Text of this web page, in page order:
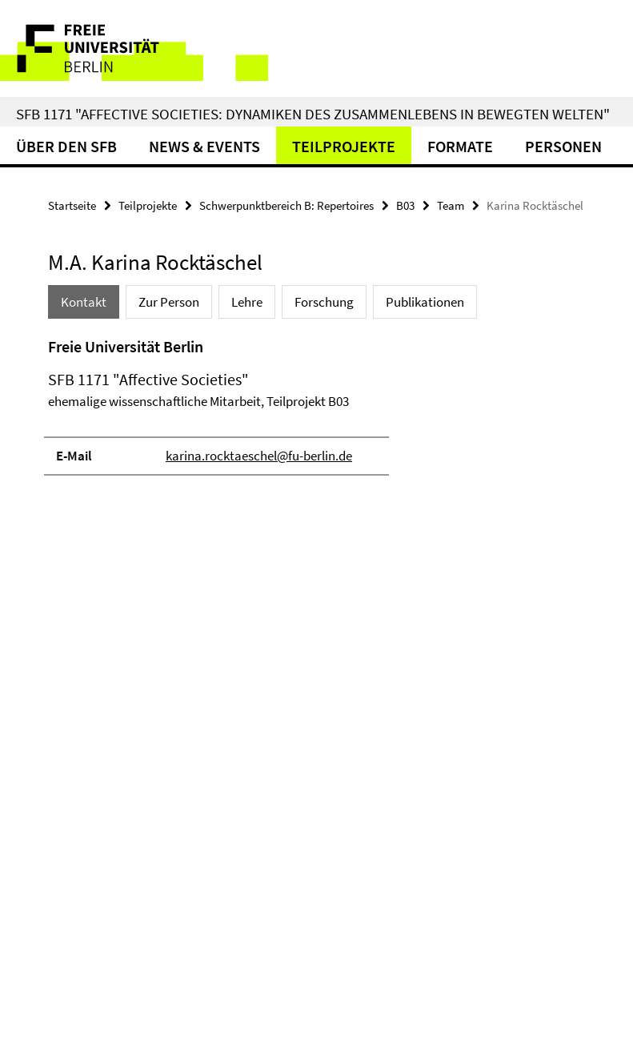
direkt
Inhalt
Service-
Navigation
SFB 1171 "AFFECTIVE SOCIETIES: DYNAMIKEN DES ZUSAMMENLEBENS IN BEWEGTEN WELTEN"
ÜBER DEN SFB NEWS & EVENTS TEILPROJEKTE FORMATE PERSONEN
Startseite Teilprojekte Schwerpunktbereich B: Repertoires B03 Team Karina Rocktäschel
M.A. Karina Rocktäschel
Kontakt Zur Person Lehre Forschung Publikationen
Freie Universität Berlin
SFB 1171 "Affective Societies"
ehemalige wissenschaftliche Mitarbeit, Teilprojekt B03
E-Mail karina.rocktaeschel@fu-berlin.de